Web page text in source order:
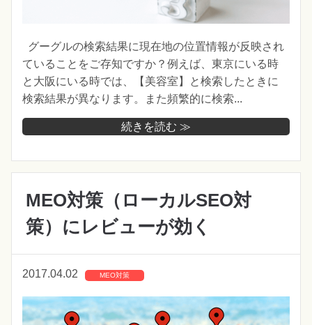
グーグルの検索結果に現在地の位置情報が反映され
ていることをご存知ですか？例えば、東京にいる時
と大阪にいる時では、【美容室】と検索したときに
検索結果が異なります。また頻繁的に検索...
続きを読む ≫
MEO対策（ローカルSEO対
策）にレビューが効く
2017.04.02 MEO対策